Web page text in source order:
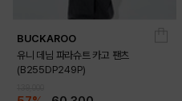
BUCKAROO
유니 데님 파라슈트 카고 팬츠
(B255DP249P)